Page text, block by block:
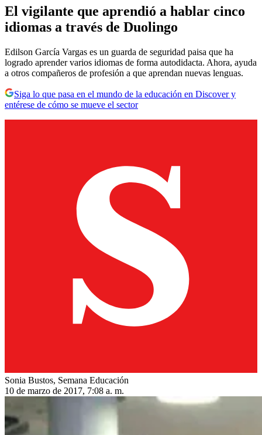
El vigilante que aprendió a hablar cinco
idiomas a través de Duolingo
Edilson García Vargas es un guarda de seguridad paisa que ha
logrado aprender varios idiomas de forma autodidacta. Ahora, ayuda
a otros compañeros de profesión a que aprendan nuevas lenguas.
Siga lo que pasa en el mundo de la educación en Discover y
entérese de cómo se mueve el sector
Sonia Bustos, Semana Educación
10 de marzo de 2017, 7:08 a. m.